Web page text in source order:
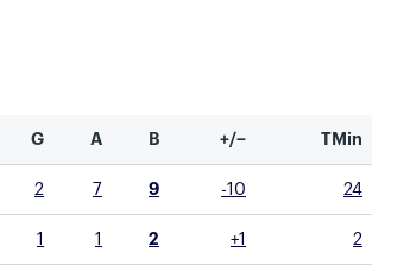
G A B +/− TMin
2 7 9 -10 24
1 1 2 +1 2